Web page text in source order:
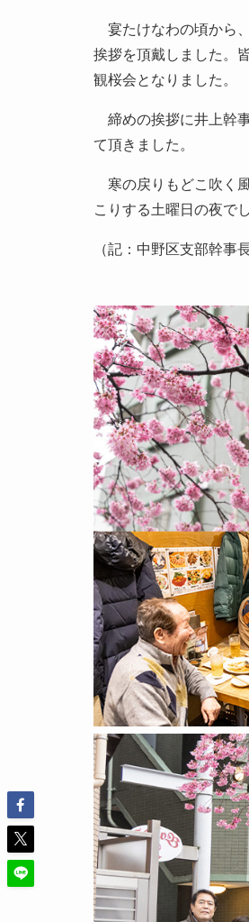
宴たけなわの頃から
挨拶を頂戴しました。
観桜会となりました。
締めの挨拶に井上幹
て頂きました。
寒の戻りもどこ吹く
こりする土曜日の夜でし
（記：中野区支部幹事